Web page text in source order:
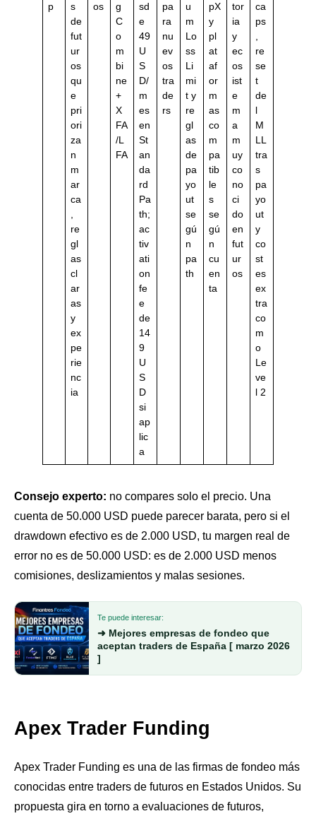
p
s
de
fut
ur
os
qu
e
pri
ori
za
n
m
ar
ca
,
re
gl
as
cl
ar
as
y
ex
pe
rie
nc
ia
os
g
C
o
m
bi
ne
+
X
FA
/L
FA
sd
e
49
U
S
D/
m
es
en
St
an
da
rd
Pa
th;
ac
tiv
ati
on
fe
e
de
14
9
U
S
D
si
ap
lic
a
pa
ra
nu
ev
os
tra
de
rs
u
m
Lo
ss
Li
mi
t y
re
gl
as
de
pa
yo
ut
se
gú
n
pa
th
pX
y
pl
at
af
or
m
as
co
m
pa
tib
le
s
se
gú
n
cu
en
ta
tor
ia
y
ec
os
ist
e
m
a
m
uy
co
no
ci
do
en
fut
ur
os
ca
ps
,
re
se
t
de
l
M
LL
tra
s
pa
yo
ut
y
co
st
es
ex
tra
co
m
o
Le
ve
l 2
Consejo experto: no compares solo el precio. Una
cuenta de 50.000 USD puede parecer barata, pero si el
drawdown efectivo es de 2.000 USD, tu margen real de
error no es de 50.000 USD: es de 2.000 USD menos
comisiones, deslizamientos y malas sesiones.
Te puede interesar:
➜ Mejores empresas de fondeo que
aceptan traders de España [ marzo 2026
]
Apex Trader Funding
Apex Trader Funding es una de las firmas de fondeo más
conocidas entre traders de futuros en Estados Unidos. Su
propuesta gira en torno a evaluaciones de futuros,